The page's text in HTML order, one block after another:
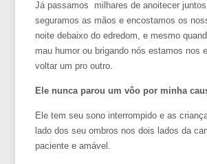
Já passamos milhares de anoitecer
seguramos as mãos e encostamos os
noite debaixo do edredom, e mesmo
mau humor ou brigando nós estamos nos
voltar um pro outro.
Ele nunca parou um vôo por minha
Ele tem seu sono interrompido e as
lado dos seu ombros nos dois lados da
paciente e amável.